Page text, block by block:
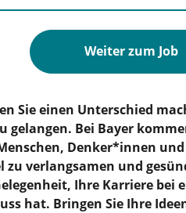
Weiter zum Job
Sie einen Unterschied
gelangen. Bei Bayer
Denker*innen
verlangsamen und
Ihre Karriere bei
hat. Bringen Sie Ihre